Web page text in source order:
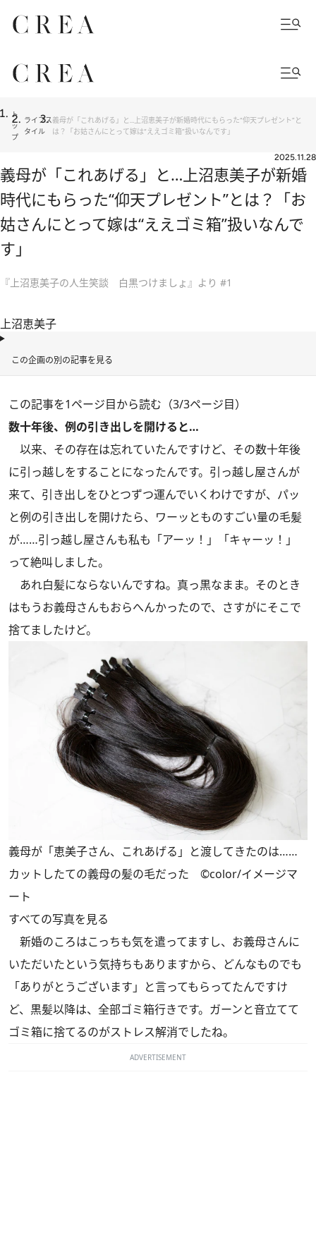
ト
ッ
プ
ライフス
タイル
義母が「これあげる」と…上沼恵美子が新婚時代にもらった“仰天プレゼント”と
は？「お姑さんにとって嫁は“ええゴミ箱”扱いなんです」
2025.11.28
義母が「これあげる」と…上沼恵美子が新婚
時代にもらった“仰天プレゼント”とは？「お
姑さんにとって嫁は“ええゴミ箱”扱いなんで
す」
『上沼恵美子の人生笑談 白黒つけましょ』より #1
上沼恵美子
この企画の別の記事を見る
この記事を1ページ目から読む（3/3ページ目）
数十年後、例の引き出しを開けると…
以来、その存在は忘れていたんですけど、その数十年後
に引っ越しをすることになったんです。引っ越し屋さんが
来て、引き出しをひとつずつ運んでいくわけですが、パッ
と例の引き出しを開けたら、ワーッとものすごい量の毛髪
が……引っ越し屋さんも私も「アーッ！」「キャーッ！」
って絶叫しました。
あれ白髪にならないんですね。真っ黒なまま。そのとき
はもうお義母さんもおらへんかったので、さすがにそこで
捨てましたけど。
義母が「恵美子さん、これあげる」と渡してきたのは……
カットしたての義母の髪の毛だった ©color/イメージマ
ート
すべての写真を見る
新婚のころはこっちも気を遣ってますし、お義母さんに
いただいたという気持ちもありますから、どんなものでも
「ありがとうございます」と言ってもらってたんですけ
ど、黒髪以降は、全部ゴミ箱行きです。ガーンと音立てて
ゴミ箱に捨てるのがストレス解消でしたね。
ADVERTISEMENT